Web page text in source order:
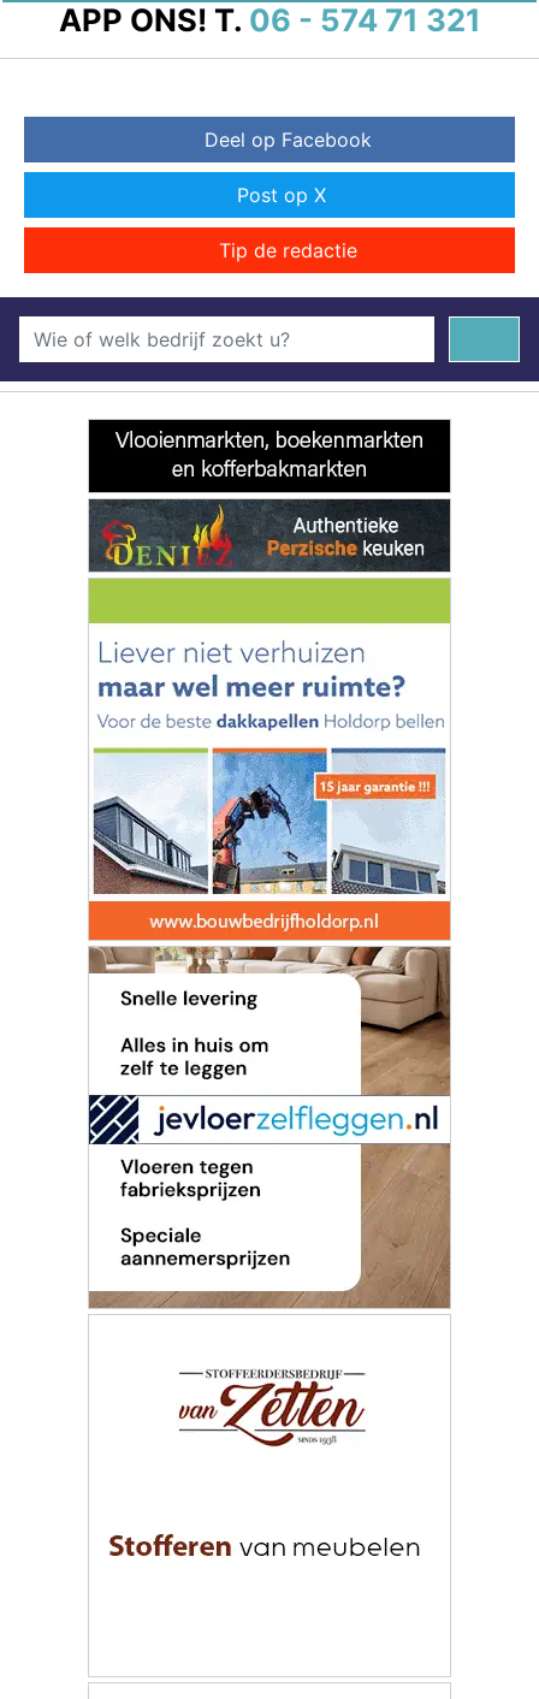
APP ONS! T. 06 - 574 71 321
Deel op Facebook
Post op X
Tip de redactie